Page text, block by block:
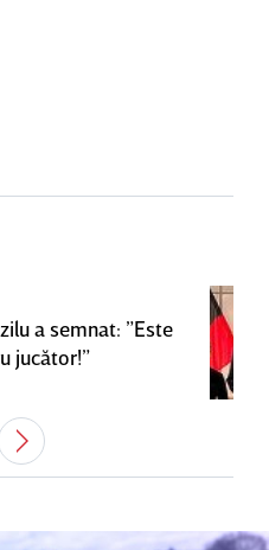
a semnat: ”Este
jucător!”